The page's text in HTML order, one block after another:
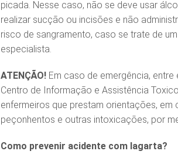
picada. Nesse caso, não se deve usar
realizar sucção ou incisões e não
risco de sangramento, caso se trate de
especialista.
ATENÇÃO! Em caso de emergência,
Centro de Informação e Assistência
enfermeiros que prestam orientações,
peçonhentos e outras intoxicações, por
Como prevenir acidente com lagarta?